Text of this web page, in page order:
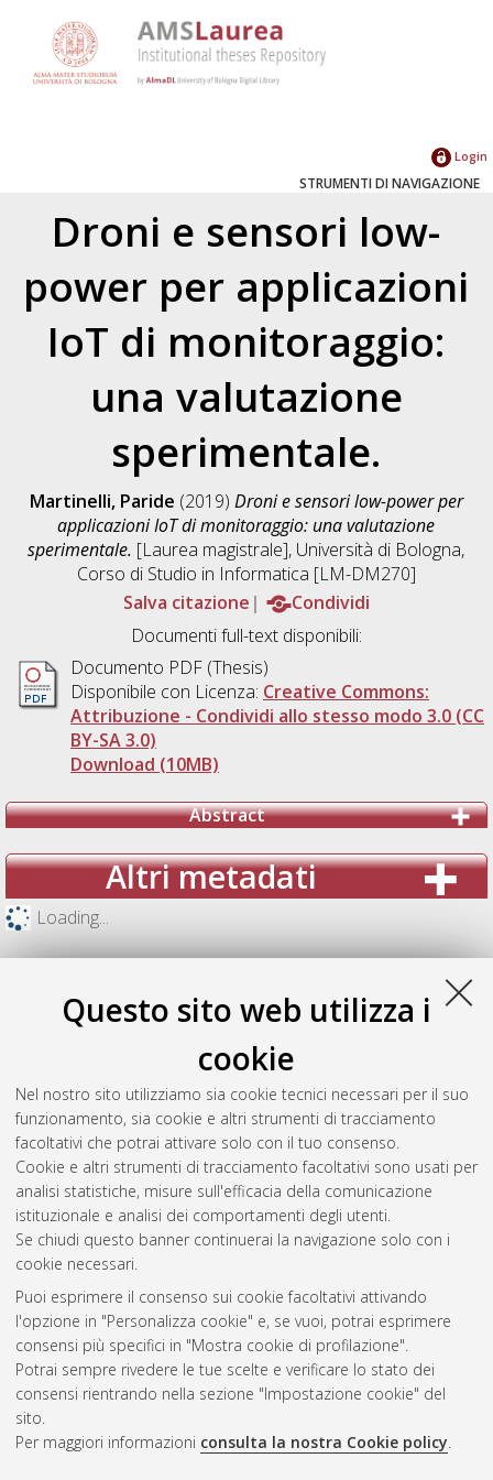
Questo sito web utilizza i
cookie
Nel nostro sito utilizziamo sia cookie tecnici necessari per il suo
funzionamento, sia cookie e altri strumenti di tracciamento
facoltativi che potrai attivare solo con il tuo consenso.
Cookie e altri strumenti di tracciamento facoltativi sono usati per
analisi statistiche, misure sull'efficacia della comunicazione
istituzionale e analisi dei comportamenti degli utenti.
Se chiudi questo banner continuerai la navigazione solo con i
cookie necessari.
Puoi esprimere il consenso sui cookie facoltativi attivando
l'opzione in "Personalizza cookie" e, se vuoi, potrai esprimere
consensi più specifici in "Mostra cookie di profilazione".
Potrai sempre rivedere le tue scelte e verificare lo stato dei
consensi rientrando nella sezione "Impostazione cookie" del
sito.
Per maggiori informazioni consulta la nostra Cookie policy.
Login
STRUMENTI DI NAVIGAZIONE
Droni e sensori low-
power per applicazioni
IoT di monitoraggio:
una valutazione
sperimentale.
Martinelli, Paride (2019) Droni e sensori low-power per
applicazioni IoT di monitoraggio: una valutazione
sperimentale. [Laurea magistrale], Università di Bologna,
Corso di Studio in Informatica [LM-DM270]
Salva citazione
Condividi
Documenti full-text disponibili:
Documento PDF (Thesis)
Disponibile con Licenza: Creative Commons:
Attribuzione - Condividi allo stesso modo 3.0 (CC
BY-SA 3.0)
Download (10MB)
Abstract
Altri metadati
Loading...
Gestione del documento:
Atom
Rss 1.0
Rss 2.0
AMS Laurea